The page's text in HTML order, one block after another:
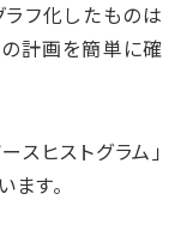
フ化したものは
計画を簡単に確
スヒストグラム」
ます。